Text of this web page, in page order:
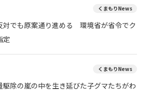
くまもりNews
対でも原案通り進める 環境省が省令でク
定
くまもりNews
除の嵐の中を生き延びた子グマたちがわ